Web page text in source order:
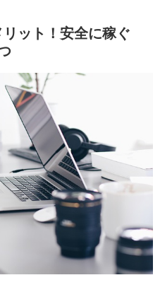
ット！安全に稼ぐ